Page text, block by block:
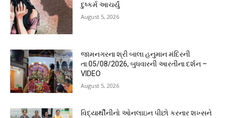
દુષ્કર્મ આચર્યું
August 5, 2026
જામનગરના શ્રી બાલા હનુમાન મંદિરની
તા.05/08/2026, બુધવારની આરતીના દર્શન –
VIDEO
August 5, 2026
વિદ્યાર્થીનીનો ઓનલાઇન પીછો કરનાર શખ્સને